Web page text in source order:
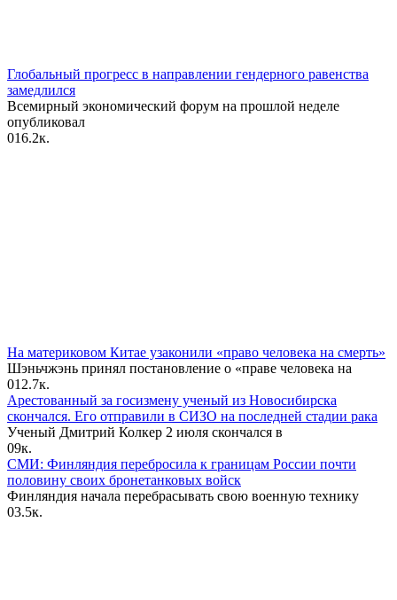
Глобальный прогресс в направлении гендерного равенства
замедлился
Всемирный экономический форум на прошлой неделе
опубликовал
016.2к.
На материковом Китае узаконили «право человека на смерть»
Шэньчжэнь принял постановление о «праве человека на
012.7к.
Арестованный за госизмену ученый из Новосибирска
скончался. Его отправили в СИЗО на последней стадии рака
Ученый Дмитрий Колкер 2 июля скончался в
09к.
СМИ: Финляндия перебросила к границам России почти
половину своих бронетанковых войск
Финляндия начала перебрасывать свою военную технику
03.5к.